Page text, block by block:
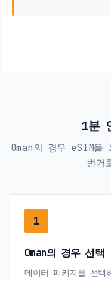
1분
Oman의 경우 eSIM
번거
1
Oman의 경우 선택
데이터 패키지를 선